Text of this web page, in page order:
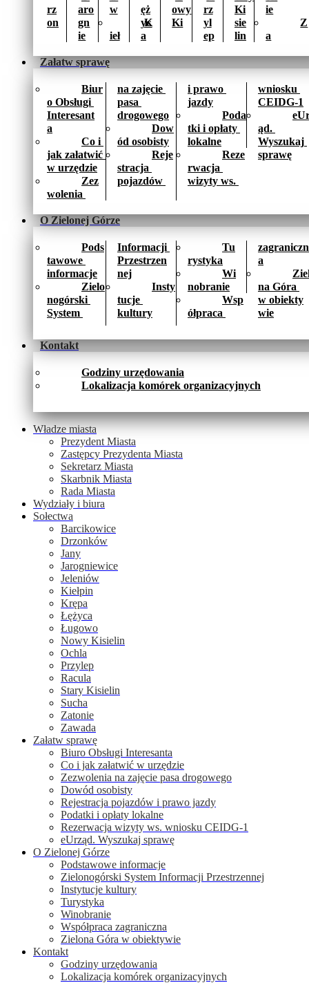
rz
on
aro
gn
ie
w
K
ieł
ęż
yc
a
owy
Ki
rz
yl
ep
Ki
sie
lin
ie
Z
a
Załatw sprawę
Biur
o Obsługi
Interesant
a
Co i
jak załatwić
w urzędzie
Zez
wolenia
na zajęcie
pasa
drogowego
Dow
ód osobisty
Reje
stracja
pojazdów
i prawo
jazdy
Poda
tki i opłaty
lokalne
Reze
rwacja
wizyty ws.
wniosku
CEIDG-1
ąd.
Wyszukaj
sprawę
O Zielonej Górze
Pods
tawowe
informacje
Zielo
nogórski
System
Informacji
Przestrzen
nej
Insty
tucje
kultury
Tu
rystyka
Wi
nobranie
Wsp
ółpraca
zagraniczn
a
na Góra
w obiekty
wie
Kontakt
Godziny urzędowania
Lokalizacja komórek organizacyjnych
Władze miasta
Prezydent Miasta
Zastępcy Prezydenta Miasta
Sekretarz Miasta
Skarbnik Miasta
Rada Miasta
Wydziały i biura
Sołectwa
Barcikowice
Drzonków
Jany
Jarogniewice
Jeleniów
Kiełpin
Krępa
Łężyca
Ługowo
Nowy Kisielin
Ochla
Przylep
Racula
Stary Kisielin
Sucha
Zatonie
Zawada
Załatw sprawę
Biuro Obsługi Interesanta
Co i jak załatwić w urzędzie
Zezwolenia na zajęcie pasa drogowego
Dowód osobisty
Rejestracja pojazdów i prawo jazdy
Podatki i opłaty lokalne
Rezerwacja wizyty ws. wniosku CEIDG-1
eUrząd. Wyszukaj sprawę
O Zielonej Górze
Podstawowe informacje
Zielonogórski System Informacji Przestrzennej
Instytucje kultury
Turystyka
Winobranie
Współpraca zagraniczna
Zielona Góra w obiektywie
Kontakt
Godziny urzędowania
Lokalizacja komórek organizacyjnych